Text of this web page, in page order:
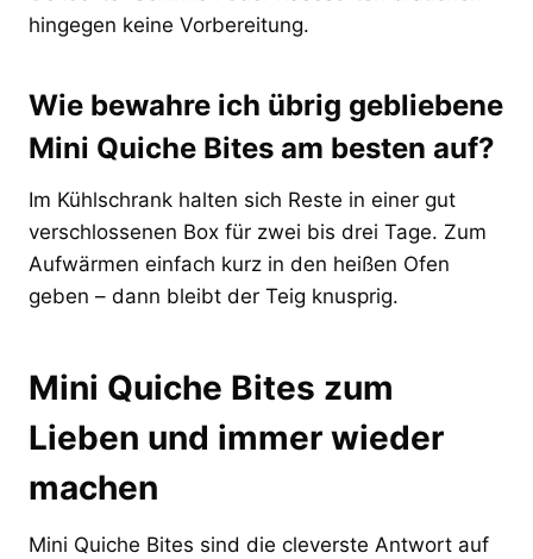
hingegen keine Vorbereitung.
Wie bewahre ich übrig gebliebene
Mini Quiche Bites am besten auf?
Im Kühlschrank halten sich Reste in einer gut
verschlossenen Box für zwei bis drei Tage. Zum
Aufwärmen einfach kurz in den heißen Ofen
geben – dann bleibt der Teig knusprig.
Mini Quiche Bites zum
Lieben und immer wieder
machen
Mini Quiche Bites sind die cleverste Antwort auf